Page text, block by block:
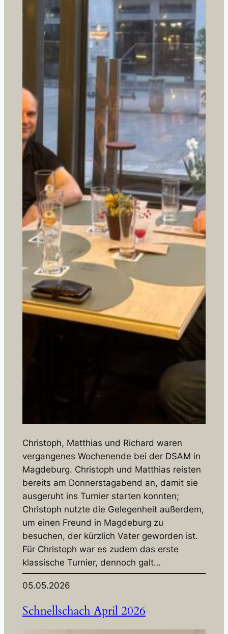
Christoph, Matthias und Richard waren
vergangenes Wochenende bei der DSAM in
Magdeburg. Christoph und Matthias reisten
bereits am Donnerstagabend an, damit sie
ausgeruht ins Turnier starten konnten;
Christoph nutzte die Gelegenheit außerdem,
um einen Freund in Magdeburg zu
besuchen, der kürzlich Vater geworden ist.
Für Christoph war es zudem das erste
klassische Turnier, dennoch galt…
05.05.2026
Schnellschach April 2026